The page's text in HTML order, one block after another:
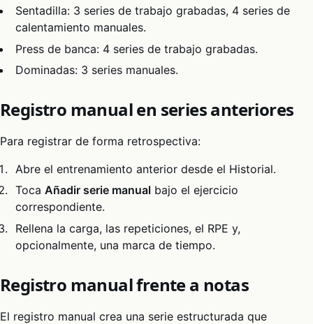
Sentadilla: 3 series de trabajo grabadas, 4 series de
calentamiento manuales.
Press de banca: 4 series de trabajo grabadas.
Dominadas: 3 series manuales.
Registro manual en series anteriores
Para registrar de forma retrospectiva:
Abre el entrenamiento anterior desde el Historial.
TocaAñadir serie manual bajo el ejercicio
correspondiente.
Rellena la carga, las repeticiones, el RPE y,
opcionalmente, una marca de tiempo.
Registro manual frente a notas
El registro manual crea una serie estructurada que